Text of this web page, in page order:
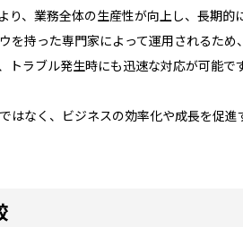
、業務全体の生産性が向上し、長期的
持った専門家によって運用されるた
ラブル発生時にも迅速な対応が可能
なく、ビジネスの効率化や成長を促